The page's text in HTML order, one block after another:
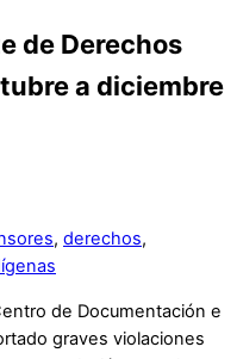
de Derechos
a diciembre
, derechos,
de Documentación e
graves violaciones